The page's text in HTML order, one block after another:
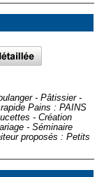
- Pâtissier -
Pains : PAINS
- Création
- Séminaire
proposés : Petits